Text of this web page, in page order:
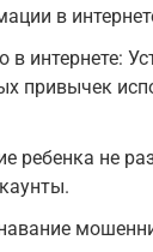
в
в интернете:
привычек
ребенка не